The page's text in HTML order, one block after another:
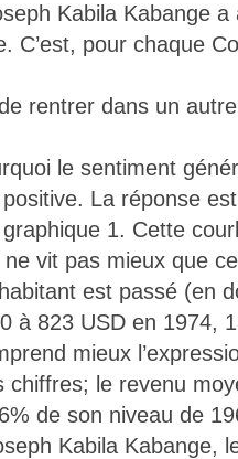
Kabila Kabange
C’est, pour chaque
rentrer dans un
le sentiment
La réponse
1. Cette
vit pas mieux que
est passé (en
à 823 USD en 1974,
mieux
le revenu
de son niveau de
Kabila Kabange,